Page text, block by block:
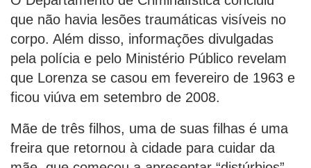
que não havia lesões traumáticas visíveis no
corpo. Além disso, informações divulgadas
pela polícia e pelo Ministério Público revelam
que Lorenza se casou em fevereiro de 1963 e
ficou viúva em setembro de 2008.
Mãe de três filhos, uma de suas filhas é uma
freira que retornou à cidade para cuidar da